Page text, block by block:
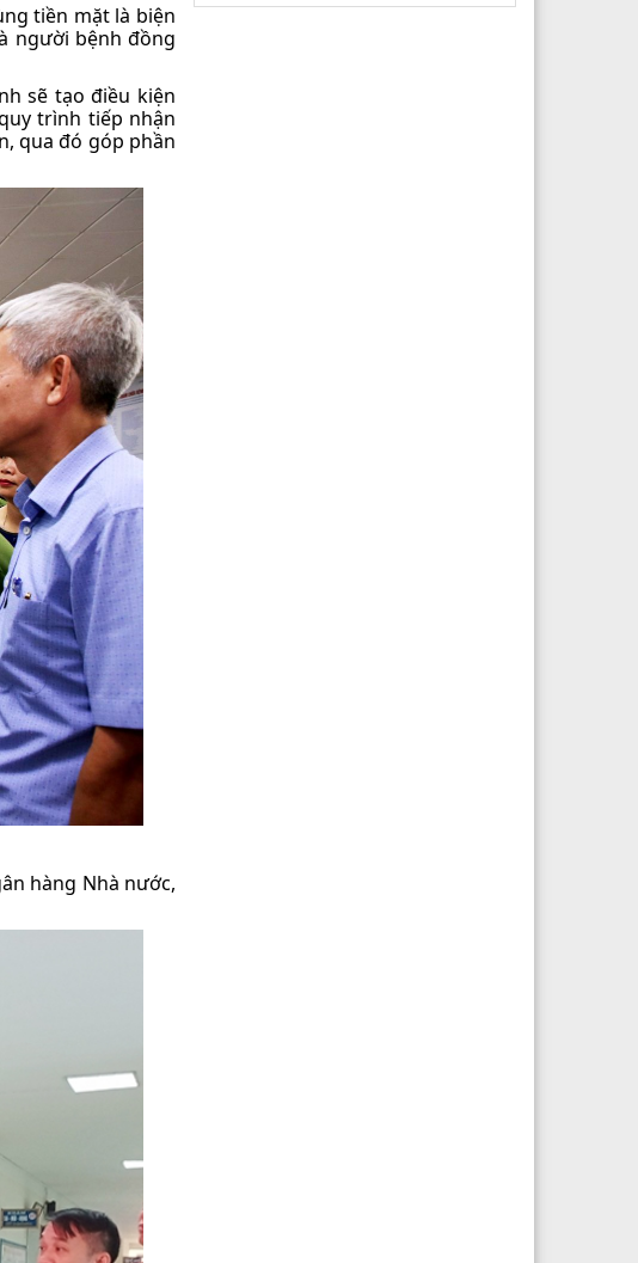
tiền mặt là biện
người bệnh đồng
sẽ tạo điều kiện
trình tiếp nhận
qua đó góp phần
hàng Nhà nước,